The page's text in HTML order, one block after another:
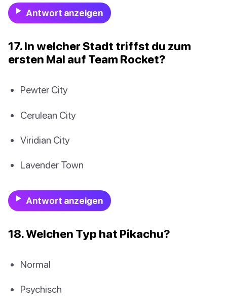
Antwort anzeigen
17. In welcher Stadt triffst du zum
ersten Mal auf Team Rocket?
Pewter City
Cerulean City
Viridian City
Lavender Town
Antwort anzeigen
18. Welchen Typ hat Pikachu?
Normal
Psychisch